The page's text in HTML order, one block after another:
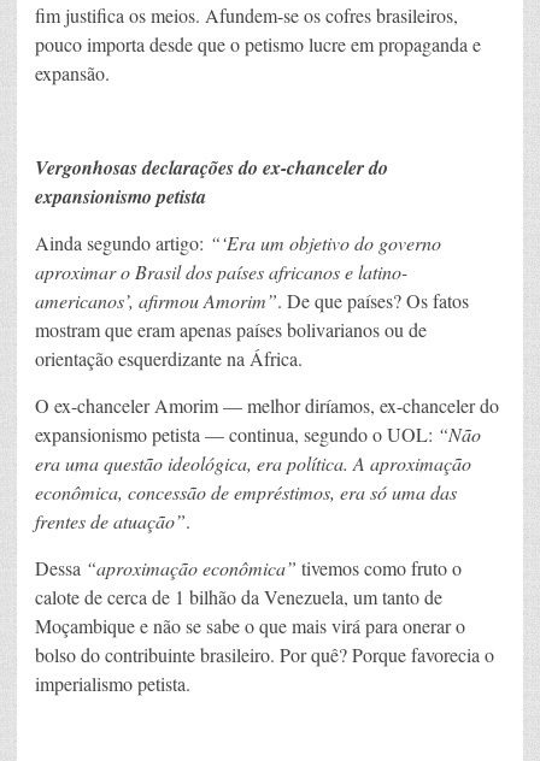
fim justifica os meios. Afundem-se os cofres brasileiros,
pouco importa desde que o petismo lucre em propaganda e
expansão.
Vergonhosas declarações do ex-chanceler do
expansionismo petista
Ainda segundo artigo: “‘Era um objetivo do governo
aproximar o Brasil dos países africanos e latino-
americanos’, afirmou Amorim”. De que países? Os fatos
mostram que eram apenas países bolivarianos ou de
orientação esquerdizante na África.
O ex-chanceler Amorim — melhor diríamos, ex-chanceler do
expansionismo petista — continua, segundo o UOL: “Não
era uma questão ideológica, era política. A aproximação
econômica, concessão de empréstimos, era só uma das
frentes de atuação”.
Dessa “aproximação econômica” tivemos como fruto o
calote de cerca de 1 bilhão da Venezuela, um tanto de
Moçambique e não se sabe o que mais virá para onerar o
bolso do contribuinte brasileiro. Por quê? Porque favorecia o
imperialismo petista.